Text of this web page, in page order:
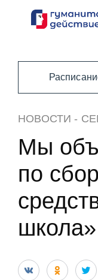
Перейти
НОВОСТИ -
Мы
по
школа»